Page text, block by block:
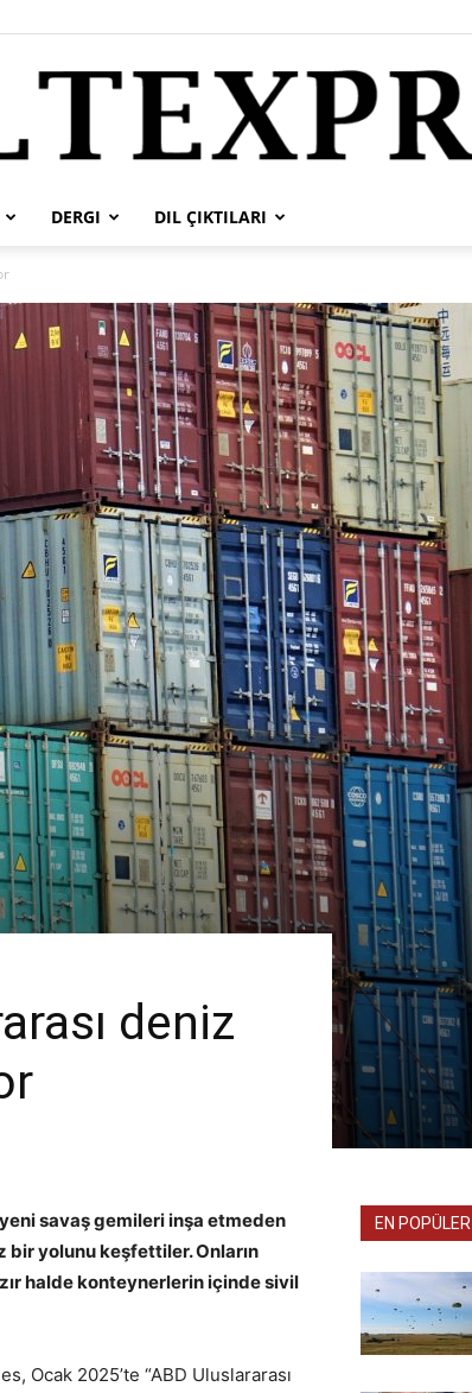
tr
DERGI DIL ÇIKTILARI
deniz
savaş gemileri inşa etmeden
bir yolunu keşfettiler. Onların
halde konteynerlerin içinde sivil
Ocak 2025’te “ABD Uluslararası
EN POPÜLER